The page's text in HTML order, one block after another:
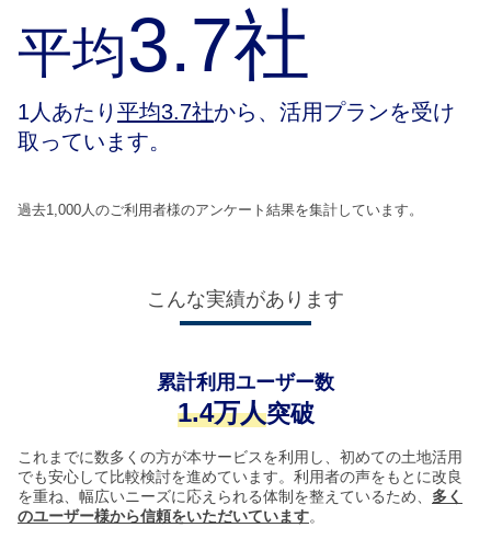
平均3.7社
1人あたり 平均3.7社から、活用プランを受け
取っています。
過去1,000人のご利用者様のアンケート結果を集計しています。
こんな実績があります
累計利用ユーザー数
1.4万人突破
これまでに数多くの方が本サービスを利用し、初めての土地活用
でも安心して比較検討を進めています。利用者の声をもとに改良
を重ね、幅広いニーズに応えられる体制を整えているため、 多く
のユーザー様から信頼をいただいています。